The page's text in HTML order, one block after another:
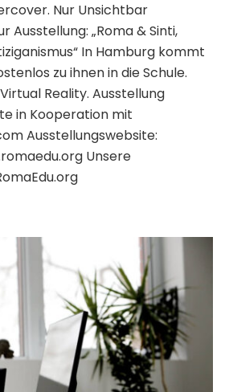
Nur Unsichtbar
Ausstellung: „Roma & Sinti,
In Hamburg kommt
zu ihnen in die Schule.
Reality. Ausstellung
in Kooperation mit
Ausstellungswebsite:
Unsere